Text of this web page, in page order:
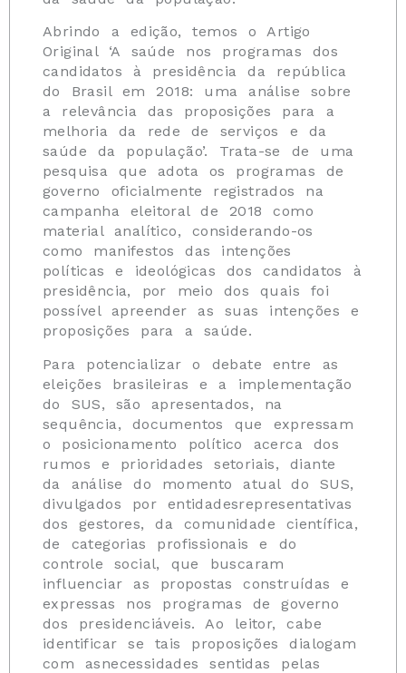
Abrindo a edição, temos o Artigo
Original ‘A saúde nos programas dos
candidatos à presidência da república
do Brasil em 2018: uma análise sobre
a relevância das proposições para a
melhoria da rede de serviços e da
saúde da população’. Trata-se de uma
pesquisa que adota os programas de
governo oficialmente registrados na
campanha eleitoral de 2018 como
material analítico, considerando-os
como manifestos das intenções
políticas e ideológicas dos candidatos à
presidência, por meio dos quais foi
possível apreender as suas intenções e
proposições para a saúde.
Para potencializar o debate entre as
eleições brasileiras e a implementação
do SUS, são apresentados, na
sequência, documentos que expressam
o posicionamento político acerca dos
rumos e prioridades setoriais, diante
da análise do momento atual do SUS,
divulgados por entidadesrepresentativas
dos gestores, da comunidade científica,
de categorias profissionais e do
controle social, que buscaram
influenciar as propostas construídas e
expressas nos programas de governo
dos presidenciáveis. Ao leitor, cabe
identificar se tais proposições dialogam
com asnecessidades sentidas pelas